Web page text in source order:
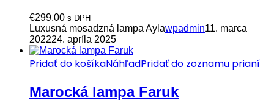
€299.00 s DPH
Luxusná mosadzná lampa Aylawpadmin11. marca
202224. apríla 2025
Pridať do košíkaNáhľadPridať do zoznamu prianí
Marocká lampa Faruk